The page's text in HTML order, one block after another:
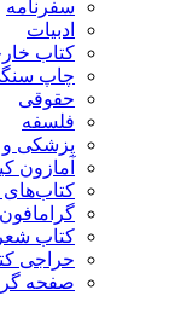
سفرنامه
ادبیات
کتاب
چاپ
حقوقی
فلسفه
پزشکی
آمازون
گرامافون
کتاب شعر
حراجی
صفحه